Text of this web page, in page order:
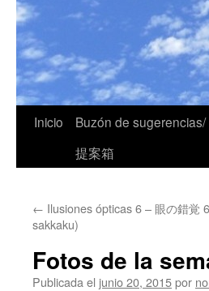
Inicio
Buzón de sugerencias/
提案箱
← Ilusiones ópticas 6 – 眼の錯覚
sakkaku)
Fotos de la
Publicada el junio 20, 2015por